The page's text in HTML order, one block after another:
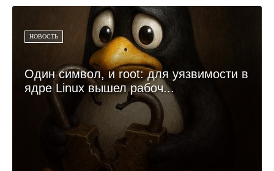
НОВОСТЬ
Один символ, и root: для уязвимости в
ядре Linux вышел рабоч...